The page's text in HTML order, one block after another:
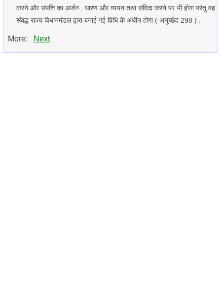
करने और संपत्ति का अर्जन , धारण और व्ययन तथा संविदा करने पर भी होगा परंतु वह
संबद्ध राज्य विधानमंडल द्वारा बनाई गई विधि के अधीन होगा ( अनुच्छेद 298 ) .
More: Next